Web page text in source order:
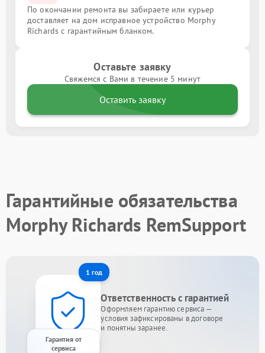
По окончании ремонта вы забираете или курьер
доставляет на дом исправное устройство Morphy
Richards с гарантийным бланком.
Оставьте заявку
Свяжемся с Вами в течение 5 минут
Оставить заявку
Гарантийные обязательства
Morphy Richards RemSupport
1 год
Гарантия от
сервиса
Ответственность с гарантией
Оформляем гарантию сервиса —
условия зафиксированы в договоре
и понятны заранее.